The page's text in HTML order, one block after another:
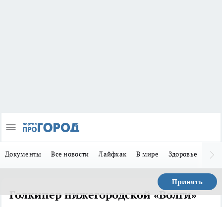
Документы Все новости Лайфхак В мире Здоровье
Принять
Голкипер нижегородской «Волги»